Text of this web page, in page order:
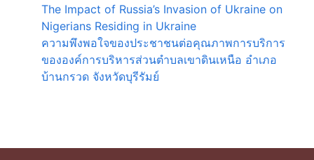
The Impact of Russia’s Invasion of Ukraine on
Nigerians Residing in Ukraine
ความพึงพอใจของประชาชนต่อคุณภาพการบริการ
ขององค์การบริหารส่วนตำบลเขาดินเหนือ อำเภอ
บ้านกรวด จังหวัดบุรีรัมย์